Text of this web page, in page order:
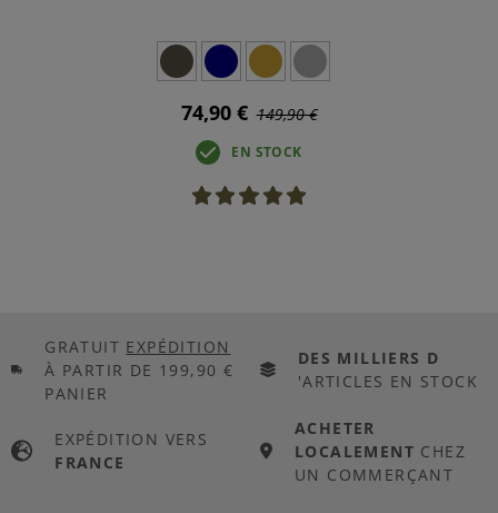
74,90 € 149,90 €
EN STOCK
GRATUIT EXPÉDITION
À PARTIR DE 199,90 €
PANIER
DES MILLIERS D
'ARTICLES EN STOCK
EXPÉDITION VERS
FRANCE
ACHETER
LOCALEMENT CHEZ
UN COMMERÇANT